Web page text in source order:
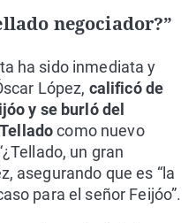
negociador?”
ha sido inmediata y
López, calificó de
y se burló del
como nuevo
un gran
asegurando que es “la
para el señor Feijóo”.